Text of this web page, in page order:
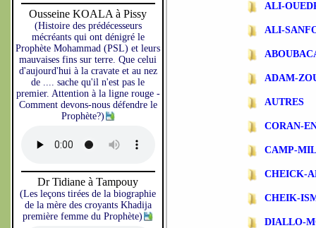
Ousseine KOALA à Pissy
(Histoire des prédécesseurs
mécréants qui ont dénigré le
Prophète Mohammad (PSL) et leurs
mauvaises fins sur terre. Que celui
d'aujourd'hui à la cravate et au nez
de .... sache qu'il n'est pas le
premier. Attention à la ligne rouge -
Comment devons-nous défendre le
Prophète?)
Dr Tidiane à Tampouy
(Les leçons tirées de la biographie
de la mère des croyants Khadija
première femme du Prophète)
ALI-
ALI-
ADAM-
AUTRES
CORAN-
CAMP-
CHEICK-
CHEIK-
DIALLO-